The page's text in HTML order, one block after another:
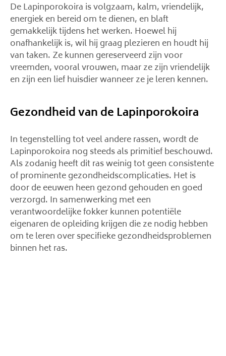
De Lapinporokoira is volgzaam, kalm, vriendelijk,
energiek en bereid om te dienen, en blaft
gemakkelijk tijdens het werken. Hoewel hij
onafhankelijk is, wil hij graag plezieren en houdt hij
van taken. Ze kunnen gereserveerd zijn voor
vreemden, vooral vrouwen, maar ze zijn vriendelijk
en zijn een lief huisdier wanneer ze je leren kennen.
Gezondheid van de Lapinporokoira
In tegenstelling tot veel andere rassen, wordt de
Lapinporokoira nog steeds als primitief beschouwd.
Als zodanig heeft dit ras weinig tot geen consistente
of prominente gezondheidscomplicaties. Het is
door de eeuwen heen gezond gehouden en goed
verzorgd. In samenwerking met een
verantwoordelijke fokker kunnen potentiële
eigenaren de opleiding krijgen die ze nodig hebben
om te leren over specifieke gezondheidsproblemen
binnen het ras.